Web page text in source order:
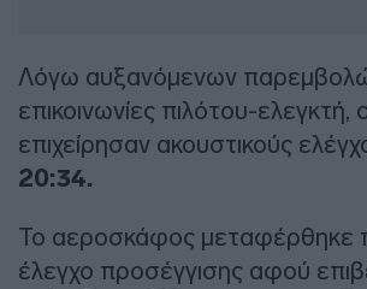
Λόγω αυξανόμενων
επικοινωνίες πιλότου-ελεγκτή,
επιχείρησαν ακουστικούς
20:34.
Το αεροσκάφος μεταφέρθηκε
έλεγχο προσέγγισης αφού